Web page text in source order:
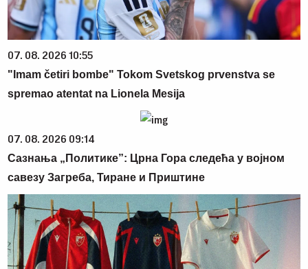
07. 08. 2026 10:55
"Imam četiri bombe" Tokom Svetskog prvenstva se
spremao atentat na Lionela Mesija
07. 08. 2026 09:14
Сазнања „Политике”: Црна Гора следећа у војном
савезу Загреба, Тиране и Приштине